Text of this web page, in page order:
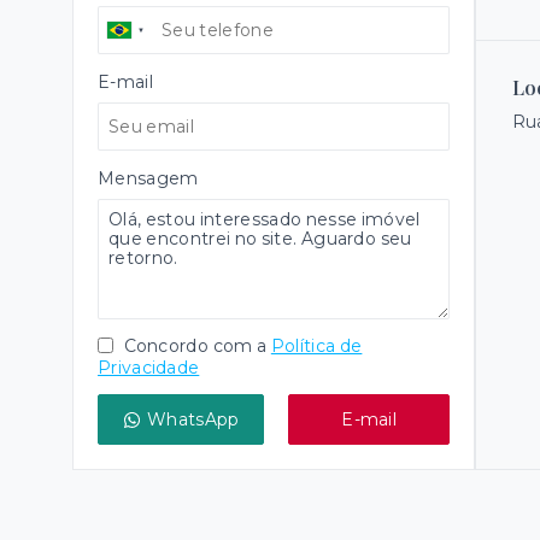
E-mail
Mensagem
Concordo com a Política de
Privacidade
WhatsApp E-mail